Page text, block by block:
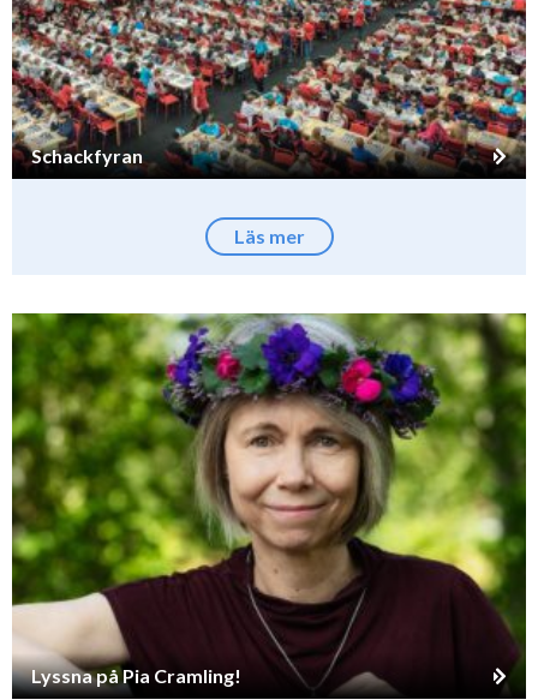
Schackfyran
Läs mer
Lyssna på Pia Cramling!